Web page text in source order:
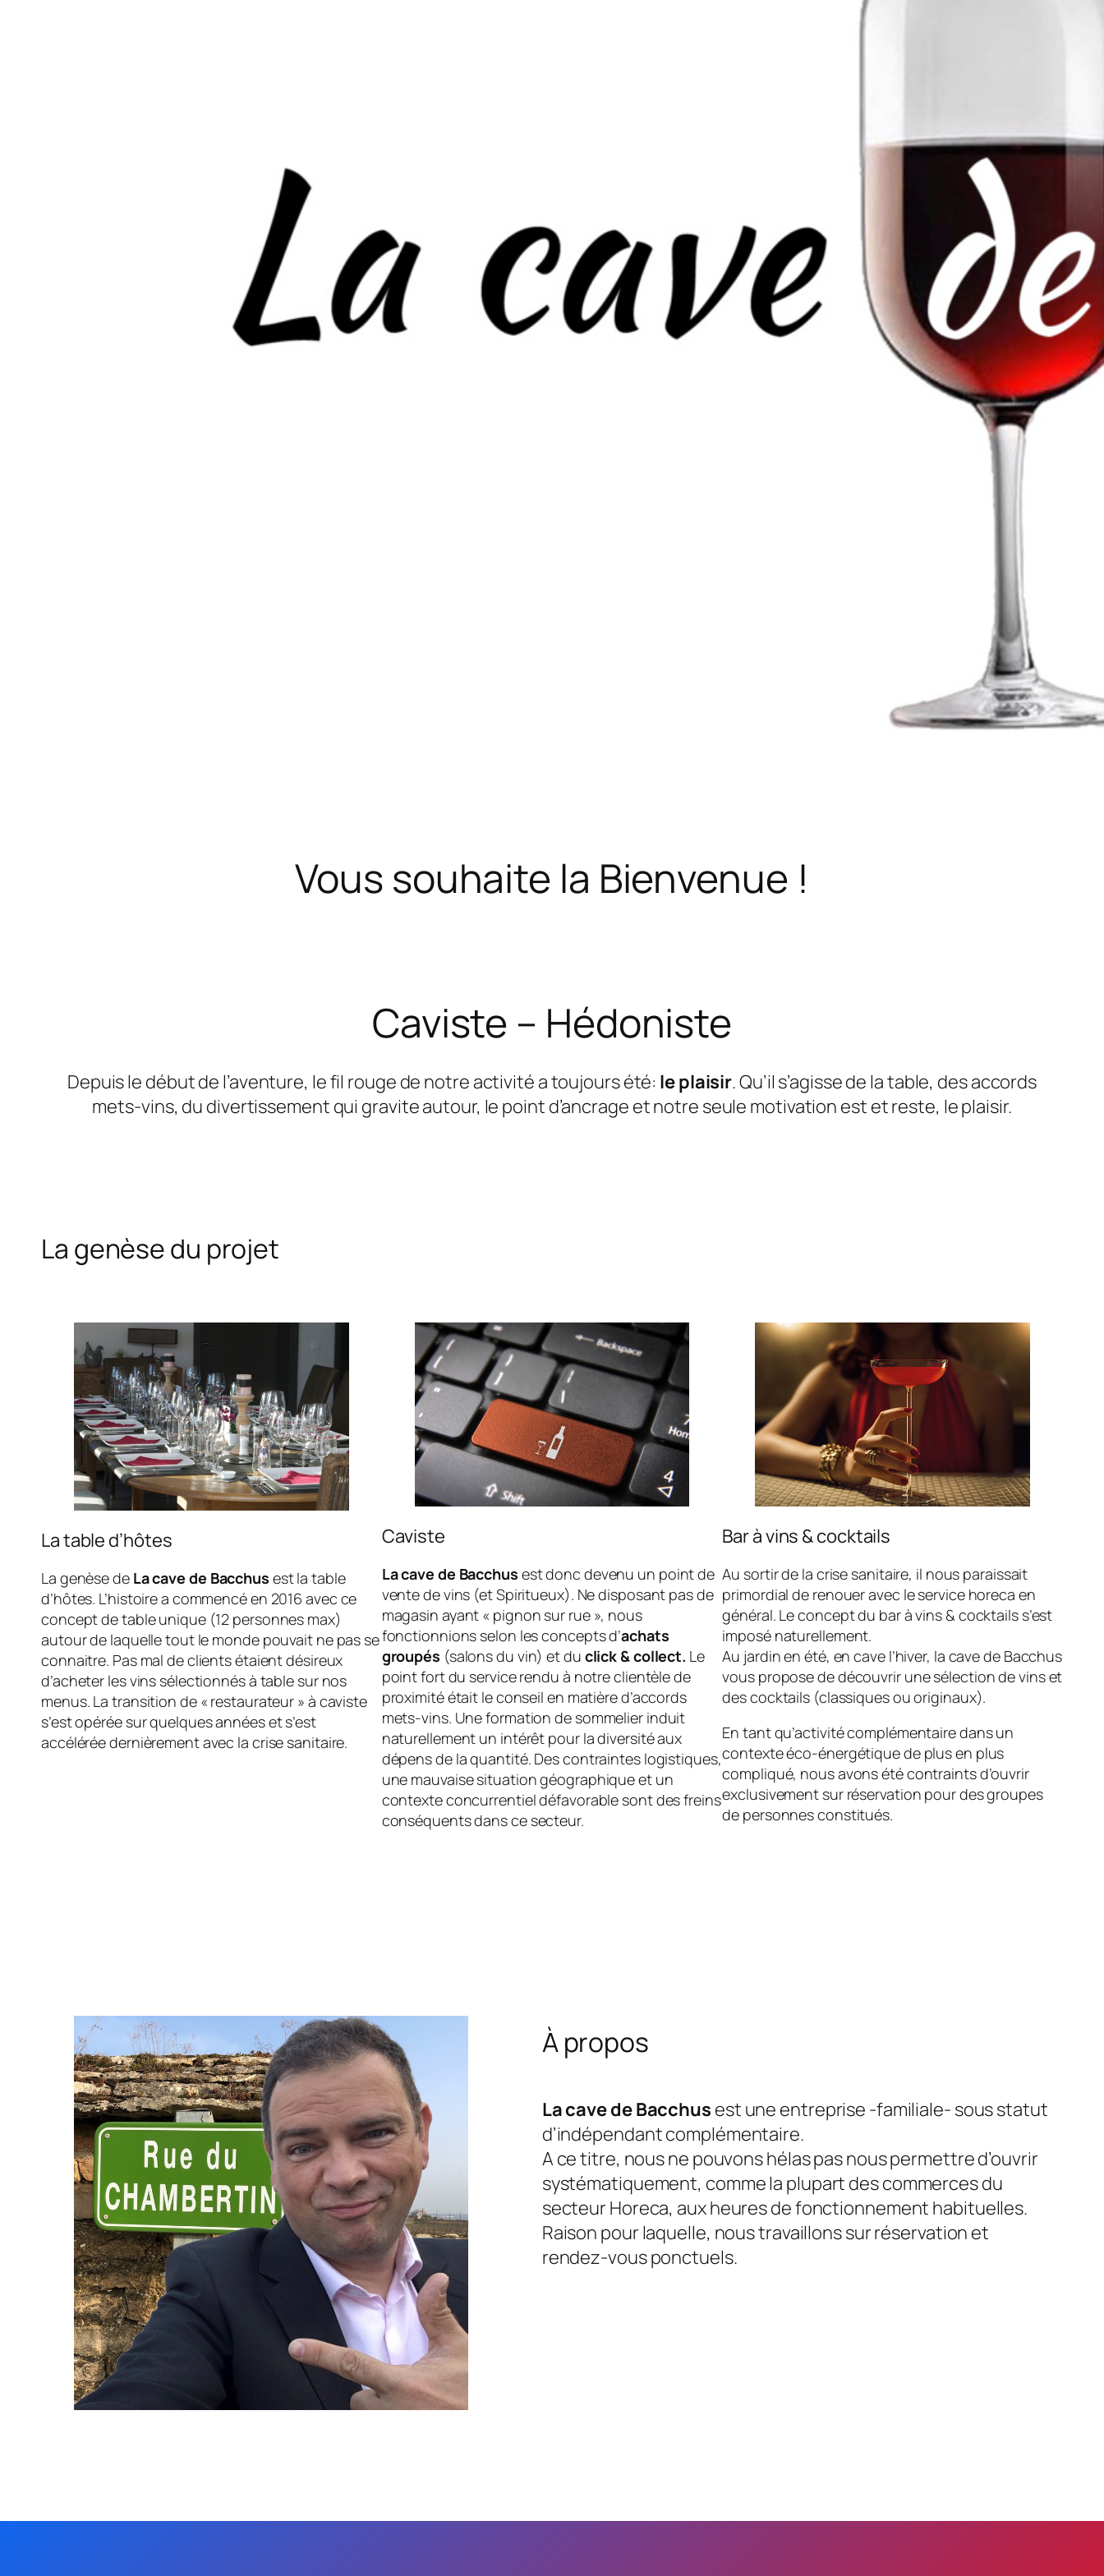
Vous souhaite la Bienvenue !
Caviste – Hédoniste
Depuis le début de l’aventure, le fil rouge de notre activité a toujours été: le plaisir. Qu’il s’agisse de la table, des accords
mets-vins, du divertissement qui gravite autour, le point d’ancrage et notre seule motivation est et reste, le plaisir.
La genèse du projet
La table d’hôtes
La genèse de La cave de Bacchus est la table
d’hôtes. L’histoire a commencé en 2016 avec ce
concept de table unique (12 personnes max)
autour de laquelle tout le monde pouvait ne pas se
connaitre. Pas mal de clients étaient désireux
d’acheter les vins sélectionnés à table sur nos
menus. La transition de « restaurateur » à caviste
s’est opérée sur quelques années et s’est
accélérée dernièrement avec la crise sanitaire.
Caviste
La cave de Bacchus est donc devenu un point de
vente de vins (et Spiritueux). Ne disposant pas de
magasin ayant « pignon sur rue », nous
fonctionnions selon les concepts d’achats
groupés (salons du vin) et du click & collect. Le
point fort du service rendu à notre clientèle de
proximité était le conseil en matière d’accords
mets-vins. Une formation de sommelier induit
naturellement un intérêt pour la diversité aux
dépens de la quantité. Des contraintes logistiques,
une mauvaise situation géographique et un
contexte concurrentiel défavorable sont des freins
conséquents dans ce secteur.
Bar à vins & cocktails
Au sortir de la crise sanitaire, il nous paraissait
primordial de renouer avec le service horeca en
général. Le concept du bar à vins & cocktails s’est
imposé naturellement.
Au jardin en été, en cave l’hiver, la cave de Bacchus
vous propose de découvrir une sélection de vins et
des cocktails (classiques ou originaux).
En tant qu’activité complémentaire dans un
contexte éco-énergétique de plus en plus
compliqué, nous avons été contraints d’ouvrir
exclusivement sur réservation pour des groupes
de personnes constitués.
À propos
La cave de Bacchus est une entreprise -familiale- sous statut
d’indépendant complémentaire.
A ce titre, nous ne pouvons hélas pas nous permettre d’ouvrir
systématiquement, comme la plupart des commerces du
secteur Horeca, aux heures de fonctionnement habituelles.
Raison pour laquelle, nous travaillons sur réservation et
rendez-vous ponctuels.